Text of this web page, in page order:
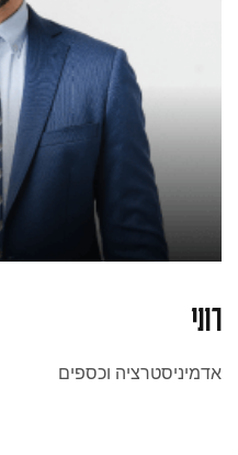
רוני
אדמיניסטרציה וכספים